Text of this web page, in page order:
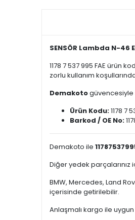
SENSÖR Lambda N-46
1178 7 537 995 FAE ürün
zorlu kullanım
Demakotogüvencesiyle
Ürün Kodu:1178 7
Barkod / OE No:
Demakoto ile
Diğer yedek parçalarınız
BMW, Mercedes, Land
içerisinde getirilebilir.
Anlaşmalı kargo ile